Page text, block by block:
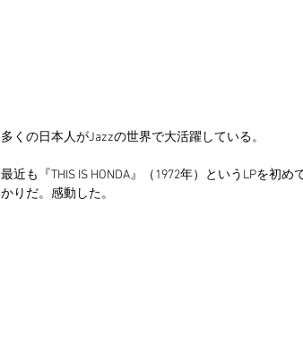
多くの日本人がJazzの世界で大活躍している。
最近も『THIS IS HONDA』（1972年）というLPを初
かりだ。感動した。